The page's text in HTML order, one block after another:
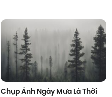
Chụp Ảnh Ngày Mưa Là Thời